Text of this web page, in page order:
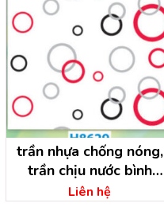
trần nhựa chống nóng,
trần chịu nước bình
dương
Liên hệ